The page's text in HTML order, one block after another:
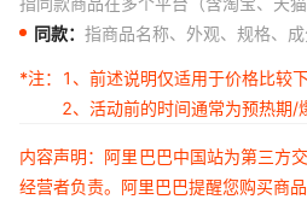
同款： 指商品名称、外观、规格、
*注：
1、前述说明仅适用于价格比较下
2、活动前的时间通常为预热期/
内容声明：阿里巴巴中国站为第三方
经营者负责。阿里巴巴提醒您购买商